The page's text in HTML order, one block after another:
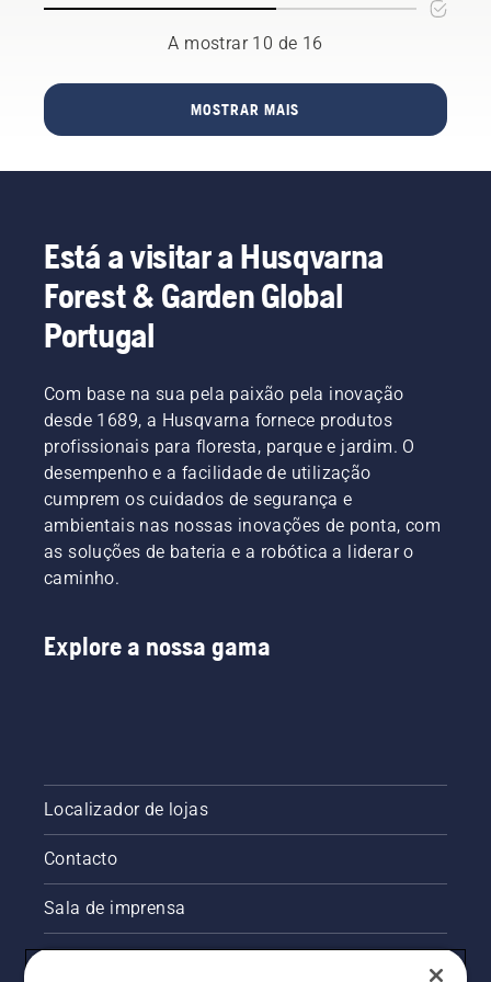
de
para
trabalhar
em
com os
da
Uma
bateria
de
devidamente
ajustada
garante
um
ajuste
mais
confortável
e reduz o
cansaço
durante
permitindo-
sem
interrupções.
num
completamente
Johan
Svennung,
e
Baterias
Portáteis
baterias.
A mostrar 10 de 16
MOSTRAR MAIS
Está a visitar a Husqvarna
Forest & Garden Global
Portugal
Com base na sua pela paixão pela inovação
desde 1689, a Husqvarna fornece produtos
profissionais para floresta, parque e jardim. O
desempenho e a facilidade de utilização
cumprem os cuidados de segurança e
ambientais nas nossas inovações de ponta, com
as soluções de bateria e a robótica a liderar o
caminho.
Explore a nossa gama
Localizador de lojas
Contacto
Sala de imprensa